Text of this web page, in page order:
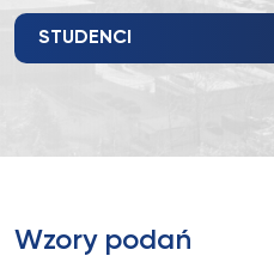
STUDENCI
Wzory podań